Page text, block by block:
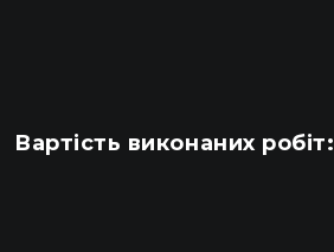
Вартість виконаних робіт: